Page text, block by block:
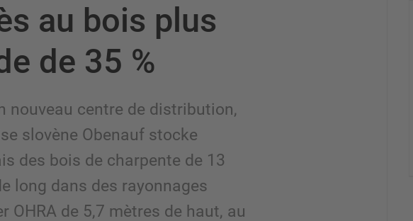
au bois plus
de 35 %
nouveau centre de distribution,
slovène Obenauf stocke
des bois de charpente de 13
long dans des rayonnages
OHRA de 5,7 mètres de haut, au